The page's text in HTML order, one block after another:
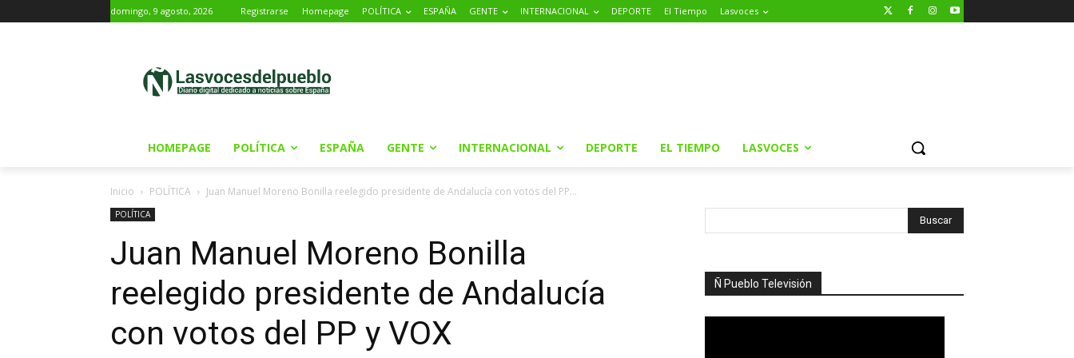
domingo, 9 agosto, 2026 Registrarse Homepage POLÍTICA ESPAÑA GENTE INTERNACIONAL DEPORTE El Tiempo Lasvoces
HOMEPAGE POLÍTICA ESPAÑA GENTE INTERNACIONAL DEPORTE EL TIEMPO LASVOCES
Inicio POLÍTICA Juan Manuel Moreno Bonilla reelegido presidente de Andalucía con votos del PP...
POLÍTICA
Juan Manuel Moreno Bonilla
reelegido presidente de Andalucía
con votos del PP y VOX
Ñ Pueblo Televisión